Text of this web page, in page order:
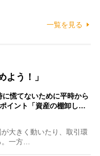
一覧を見る
よう！」
に慌てないために平時から
イント「資産の棚卸し…
大きく動いたり、取引環
一方…